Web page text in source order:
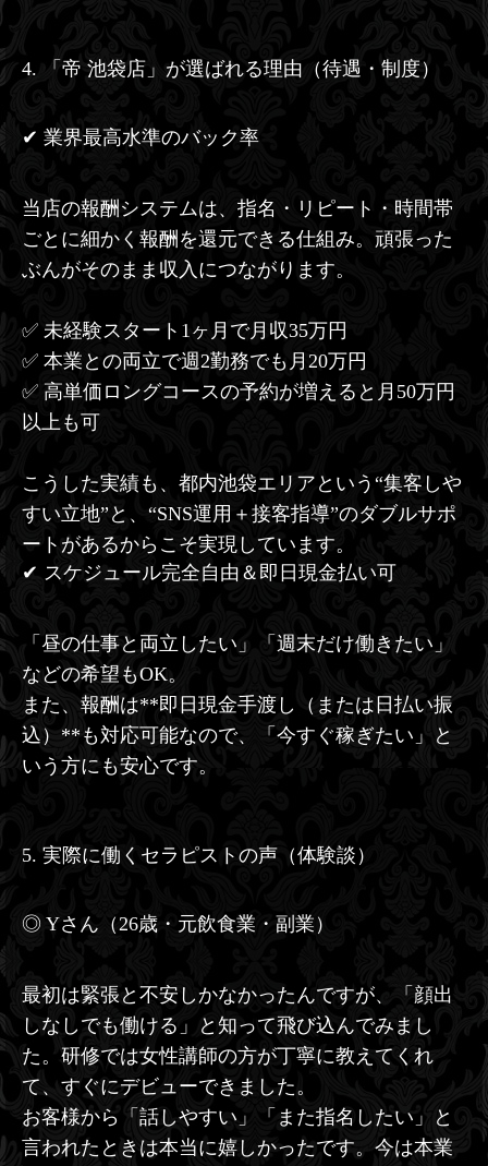
4. 「帝 池袋店」が選ばれる理由（待遇・制度）
✔ 業界最高水準のバック率
当店の報酬システムは、指名・リピート・時間帯
ごとに細かく報酬を還元できる仕組み。頑張った
ぶんがそのまま収入につながります。
✅ 未経験スタート1ヶ月で月収35万円
✅ 本業との両立で週2勤務でも月20万円
✅ 高単価ロングコースの予約が増えると月50万円
以上も可
こうした実績も、都内池袋エリアという“集客しや
すい立地”と、“SNS運用＋接客指導”のダブルサポ
ートがあるからこそ実現しています。
✔ スケジュール完全自由＆即日現金払い可
「昼の仕事と両立したい」「週末だけ働きたい」
などの希望もOK。
また、報酬は**即日現金手渡し（または日払い振
込）**も対応可能なので、「今すぐ稼ぎたい」と
いう方にも安心です。
5. 実際に働くセラピストの声（体験談）
◎ Yさん（26歳・元飲食業・副業）
最初は緊張と不安しかなかったんですが、「顔出
しなしでも働ける」と知って飛び込んでみまし
た。研修では女性講師の方が丁寧に教えてくれ
て、すぐにデビューできました。
お客様から「話しやすい」「また指名したい」と
言われたときは本当に嬉しかったです。今は本業